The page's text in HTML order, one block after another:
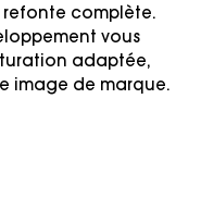
refonte complète.
vous
adaptée,
image de marque.